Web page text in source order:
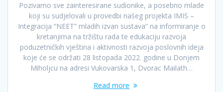
Pozivamo sve zainteresirane sudionike, a posebno mlade
koji su sudjelovali u provedbi našeg projekta IMIS –
Integracija “NEET” mladih izvan sustava” na informiranje o
kretanjima na tržištu rada te edukaciju razvoja
poduzetničkih vještina i aktivnosti razvoja poslovnih ideja
koje će se održati 28 listopada 2022. godine u Donjem
Miholjcu na adresi Vukovarska 1, Dvorac Mailath…
Read more